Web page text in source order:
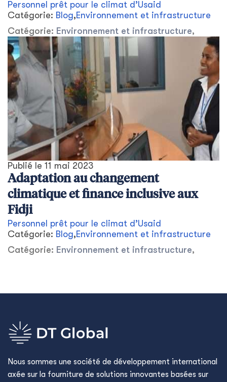
Personnel prêt pour le climat d’Usaid
Catégorie: Blog,Environnement et infrastructure
Catégorie: Environnement et infrastructure,
Publié le 11 mai 2023
Adaptation au changement
climatique et finance inclusive aux
Fidji
Personnel prêt pour le climat d’Usaid
Catégorie: Blog,Environnement et infrastructure
Catégorie: Environnement et infrastructure,
Nous sommes une société de développement international
axée sur la fourniture de solutions innovantes basées sur